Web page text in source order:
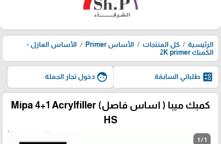
الرئيسية كل المنتجات الأساس Primer
الأساس العازل -
الكمبك 2K primer
ballot طلباتي السابقة face دخول تجار الجملة
كمبك ميبا ( اساس فاصل) Mipa 4+1 Acrylfiller
HS
1 / 1